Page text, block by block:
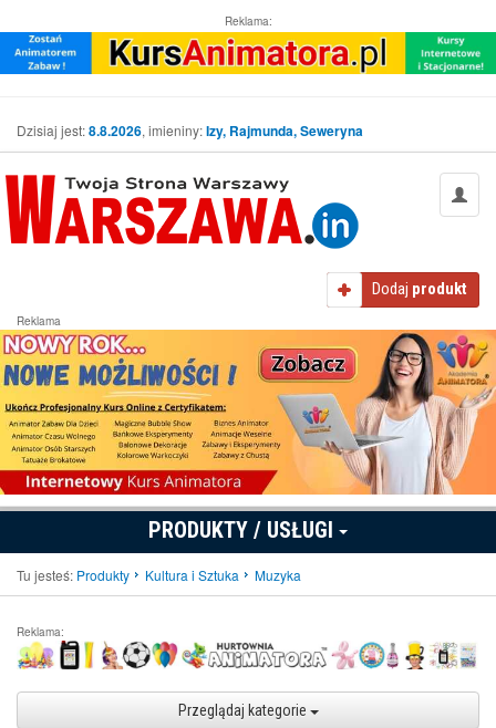
Reklama:
Dzisiaj jest:8.8.2026, imieniny:Izy, Rajmunda, Seweryna
Dodaj produkt
Reklama
PRODUKTY / USŁUGI
Tu jesteś: Produkty Kultura i Sztuka Muzyka
Reklama:
Przeglądaj kategorie